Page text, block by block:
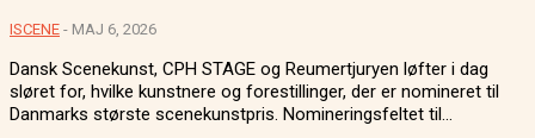
ISCENE - MAJ 6, 2026
Dansk Scenekunst, CPH STAGE og Reumertjuryen løfter i dag
sløret for, hvilke kunstnere og forestillinger, der er nomineret til
Danmarks største scenekunstpris. Nomineringsfeltet til...